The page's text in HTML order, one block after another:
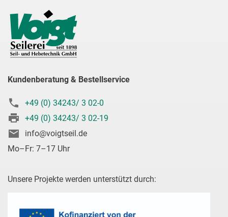
Kundenberatung & Bestellservice
+49 (0) 34243/ 3 02-0
+49 (0) 34243/ 3 02-19
info@voigtseil.de
Mo–Fr: 7–17 Uhr
Unsere Projekte werden unterstützt durch: